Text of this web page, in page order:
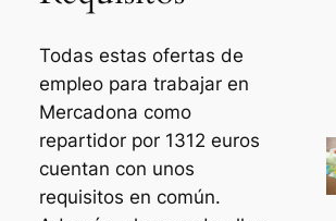
Todas estas ofertas de
empleo para trabajar en
Mercadona como
repartidor por 1312 euros
cuentan con unos
requisitos en común.